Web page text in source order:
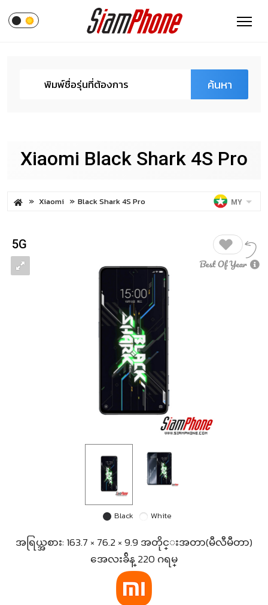
ค้นหา
Xiaomi Black Shark 4S Pro
Xiaomi Black Shark 4S Pro MY
5G
Black White
အရြယ္အစား: 163.7 × 76.2 × 9.9 အတိုင္းအတာ(မီလီမီတာ)
အေလးခ်ိန္ 220 ဂရမ္